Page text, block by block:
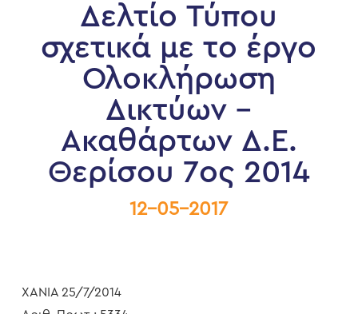
Δελτίο Τύπου
σχετικά με το έργο
Ολοκλήρωση
Δικτύων –
Aκαθάρτων Δ.Ε.
Θερίσου 7ος 2014
12-05-2017
ΧΑΝΙΑ 25/7/2014